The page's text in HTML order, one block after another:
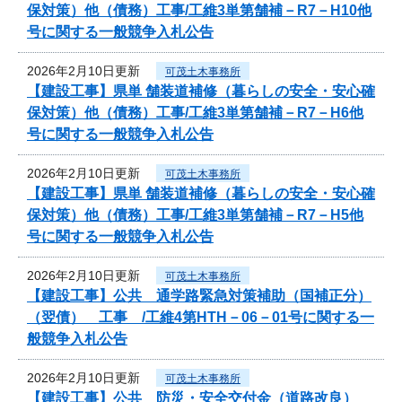
保対策）他（債務）工事/工維3単第舗補－R7－H10他
号に関する一般競争入札公告
2026年2月10日更新 可茂土木事務所
【建設工事】県単 舗装道補修（暮らしの安全・安心確
保対策）他（債務）工事/工維3単第舗補－R7－H6他
号に関する一般競争入札公告
2026年2月10日更新 可茂土木事務所
【建設工事】県単 舗装道補修（暮らしの安全・安心確
保対策）他（債務）工事/工維3単第舗補－R7－H5他
号に関する一般競争入札公告
2026年2月10日更新 可茂土木事務所
【建設工事】公共 通学路緊急対策補助（国補正分）
（翌債） 工事 /工維4第HTH－06－01号に関する一
般競争入札公告
2026年2月10日更新 可茂土木事務所
【建設工事】公共 防災・安全交付金（道路改良）